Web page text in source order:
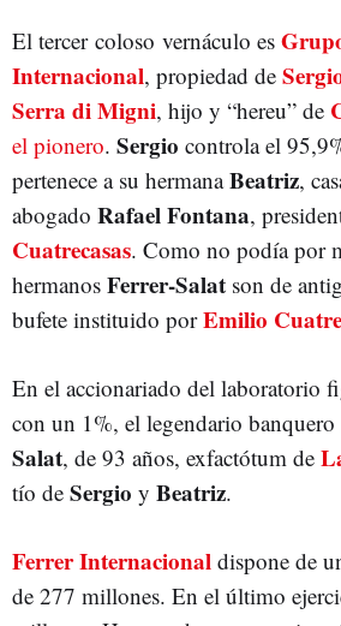
El tercer coloso vernáculo es
Internacional, propiedad de
Serra di Migni, hijo y “hereu” de
el pionero. Sergio controla el
pertenece a su hermanaBeatriz,
abogado Rafael Fontana,
Cuatrecasas. Como no podía por
hermanos Ferrer-Salat son de
bufete instituido porEmilio
En el accionariado del laboratorio
con un 1%, el legendario banquero
Salat, de 93 años, exfactótum de
tío de Sergio y Beatriz.
Ferrer Internacional dispone de
de 277 millones. En el último